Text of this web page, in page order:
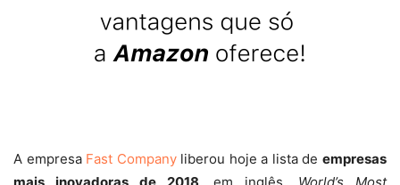
A empresa Fast Companyliberou hoje a lista deempresas
mais inovadoras de 2018, em inglês, World’s Most